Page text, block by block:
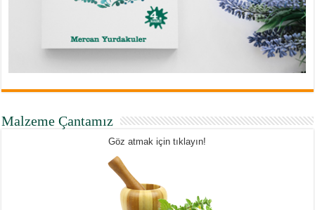
Malzeme Çantamız
Göz atmak için tıklayın!